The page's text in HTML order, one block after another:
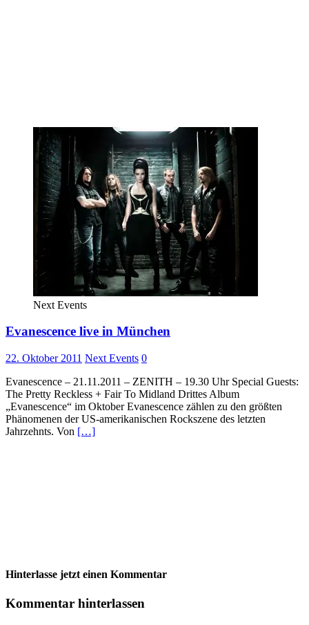
Next Events
Evanescence live in München
22. Oktober 2011 Next Events 0
Evanescence – 21.11.2011 – ZENITH – 19.30 Uhr Special Guests:
The Pretty Reckless + Fair To Midland Drittes Album
„Evanescence“ im Oktober Evanescence zählen zu den größten
Phänomenen der US-amerikanischen Rockszene des letzten
Jahrzehnts. Von […]
Hinterlasse jetzt einen Kommentar
Kommentar hinterlassen